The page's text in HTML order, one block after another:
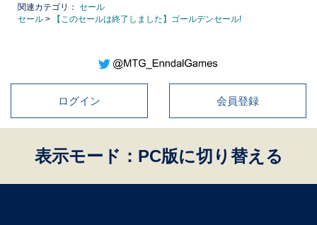
関連カテゴリ： セール
セール > 【このセールは終了しました】ゴールデンセール!
ログイン 会員登録
表示モード：PC版に切り替える